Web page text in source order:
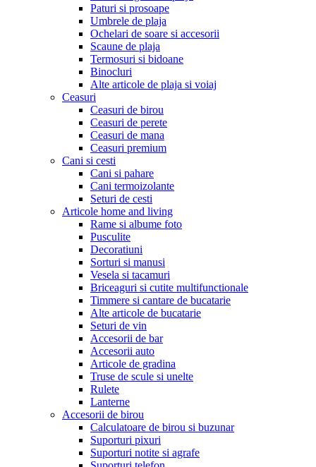
Paturi si prosoape
Umbrele de plaja
Ochelari de soare si accesorii
Scaune de plaja
Termosuri si bidoane
Binocluri
Alte articole de plaja si voiaj
Ceasuri
Ceasuri de birou
Ceasuri de perete
Ceasuri de mana
Ceasuri premium
Cani si cesti
Cani si pahare
Cani termoizolante
Seturi de cesti
Articole home and living
Rame si albume foto
Pusculite
Decoratiuni
Sorturi si manusi
Vesela si tacamuri
Briceaguri si cutite multifunctionale
Timmere si cantare de bucatarie
Alte articole de bucatarie
Seturi de vin
Accesorii de bar
Accesorii auto
Articole de gradina
Truse de scule si unelte
Rulete
Lanterne
Accesorii de birou
Calculatoare de birou si buzunar
Suporturi pixuri
Suporturi notite si agrafe